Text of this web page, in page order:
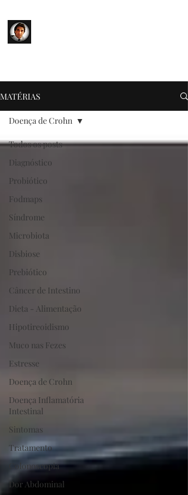
MATÉRIAS
Todos os posts
Diagnóstico
Probiótico
Fodmaps
Síndrome
Microbiota
Disbiose
Prebiótico
Câncer de Intestino
Dieta - Alimentação
Hipotireoidismo
Muco nas Fezes
Estresse
Doença de Crohn
Doença Inflamatória
Intestinal
Sintomas
Tratamento
Colonoscopia
Dor Abdominal
Doença de Crohn